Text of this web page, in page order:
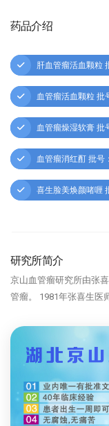
药品介绍
肝血管瘤活血颗粒
血管瘤活血颗粒
血管瘤燥湿软膏
血管瘤消红酊 批号
喜生脸美焕颜啫喱
研究所简介
京山血管瘤研究所由张
管瘤。 1981年张喜生医